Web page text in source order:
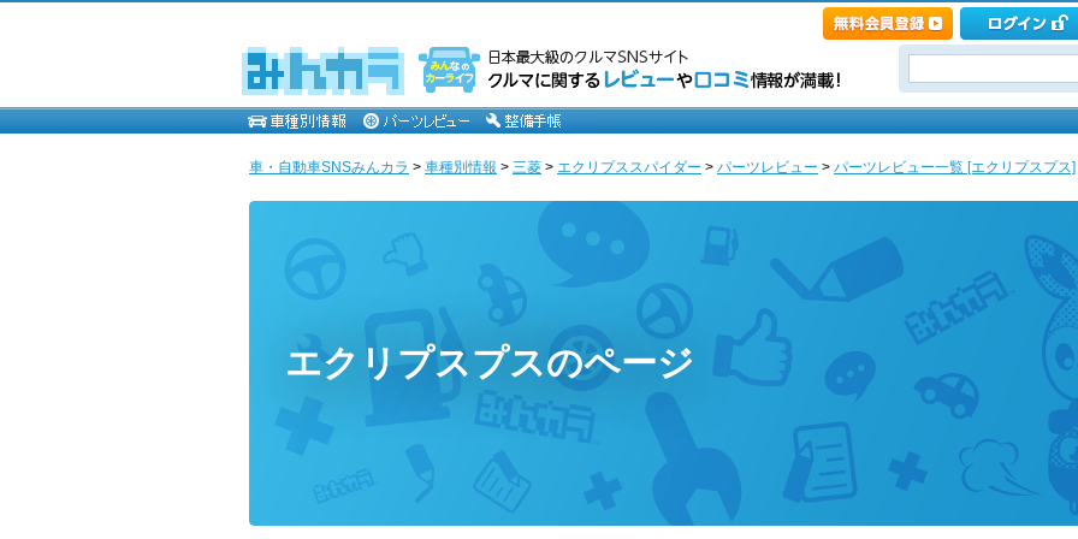
車・自動車SNSみんカラ > 車種別情報 > 三菱 > エクリプススパイダー > パーツレビュー > パーツレビュー一覧 [エクリプスプス]
エクリプスプスのページ